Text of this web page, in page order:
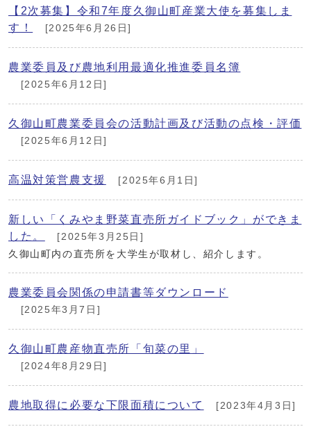
【2次募集】令和7年度久御山町産業大使を募集しま
す！
[2025年6月26日]
農業委員及び農地利用最適化推進委員名簿
[2025年6月12日]
久御山町農業委員会の活動計画及び活動の点検・評価
[2025年6月12日]
高温対策営農支援 [2025年6月1日]
新しい「くみやま野菜直売所ガイドブック」ができま
した。
[2025年3月25日]
久御山町内の直売所を大学生が取材し、紹介します。
農業委員会関係の申請書等ダウンロード
[2025年3月7日]
久御山町農産物直売所「旬菜の里」
[2024年8月29日]
農地取得に必要な下限面積について [2023年4月3日]